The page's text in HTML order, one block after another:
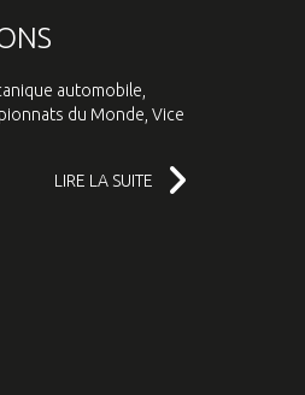
automobile,
du Monde, Vice
LIRE LA SUITE